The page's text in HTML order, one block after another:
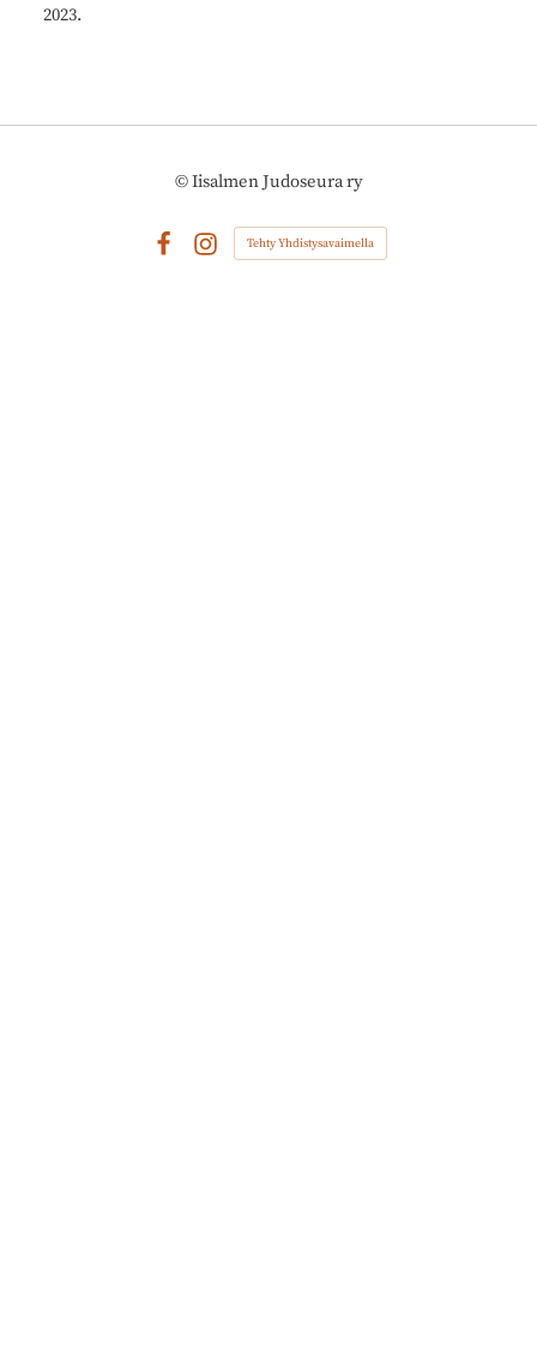
2023.
©Iisalmen Judoseura ry
Tehty Yhdistysavaimella